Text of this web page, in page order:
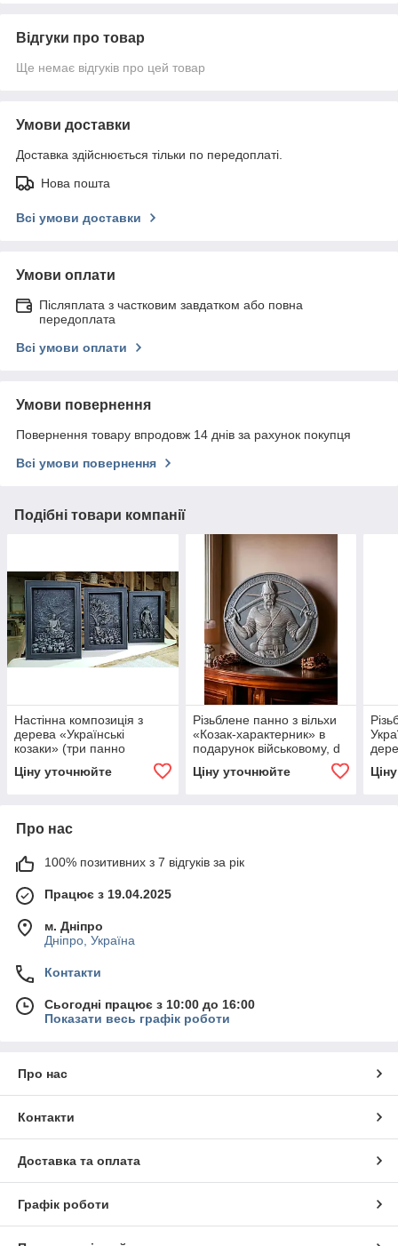
Відгуки про товар
Ще немає відгуків про цей товар
Умови доставки
Доставка здійснюється тільки по передоплаті.
Нова пошта
Всі умови доставки
Умови оплати
Післяплата з частковим завдатком або повна
передоплата
Всі умови оплати
Умови повернення
Повернення товару впродовж 14 днів за рахунок покупця
Всі умови повернення
Подібні товари компанії
Настінна композиція з
дерева «Українські
козаки» (три панно
розміром 70х48см кожне)
Ціну уточнюйте
Різьблене панно з вільхи
«Козак-характерник» в
подарунок військовому, d
Ціну уточнюйте
Про нас
100% позитивних з 7 відгуків за рік
Працює з 19.04.2025
м. Дніпро
Дніпро, Україна
Контакти
Сьогодні працює з 10:00 до 16:00
Показати весь графік роботи
Про нас
Контакти
Доставка та оплата
Графік роботи